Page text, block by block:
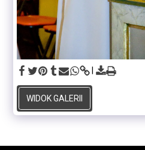
WIDOK GALERII